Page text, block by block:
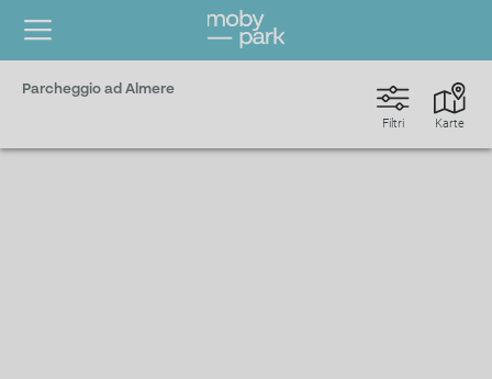
Parcheggio ad Almere
Karte
Filtri